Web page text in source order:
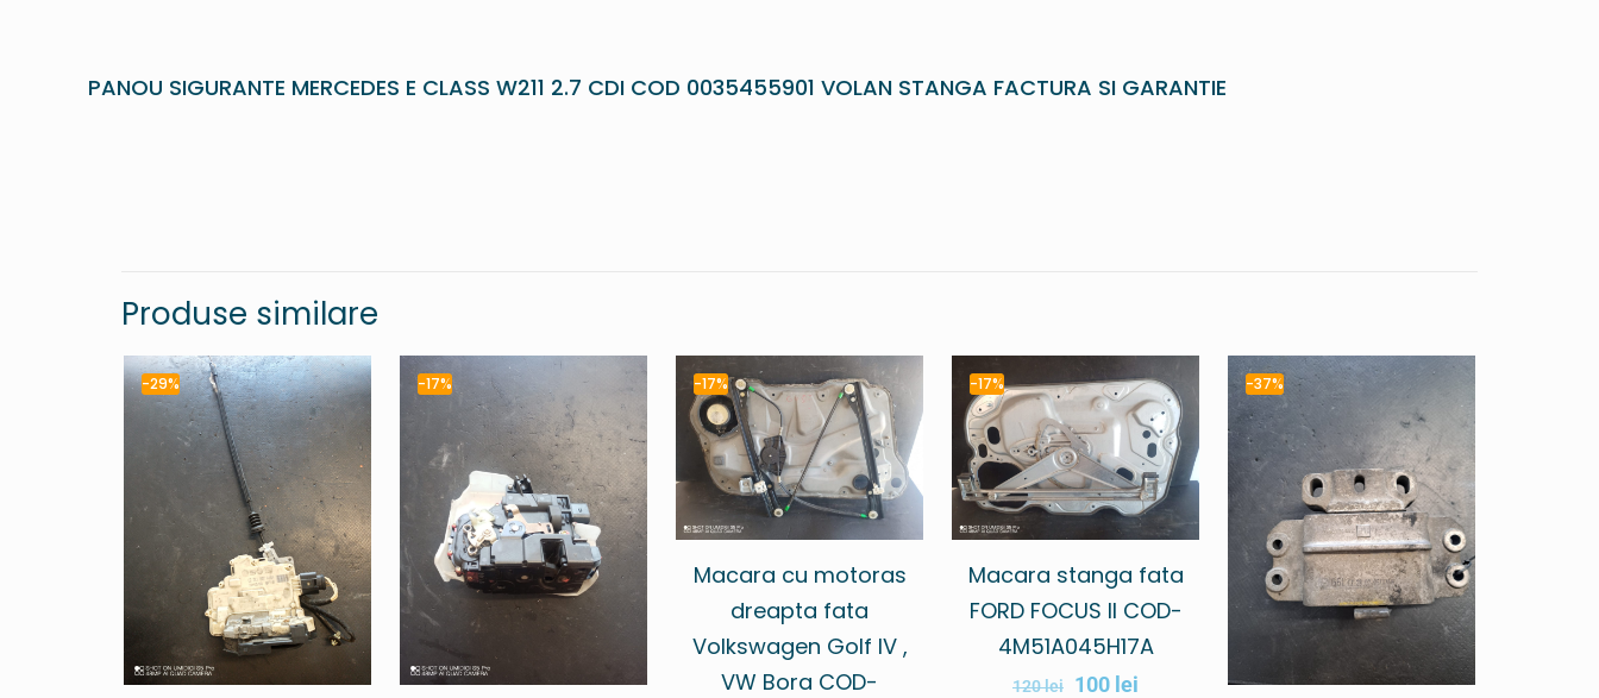
PANOU SIGURANTE MERCEDES E CLASS W211 2.7 CDI COD 0035455901 VOLAN STANGA FACTURA SI GARANTIE
Produse similare
-29% -17% -17%
Macara cu motoras
dreapta fata
Volkswagen Golf IV ,
VW Bora COD-
-17%
Macara stanga fata
FORD FOCUS II COD-
4M51A045H17A
120lei 100 lei
-37%